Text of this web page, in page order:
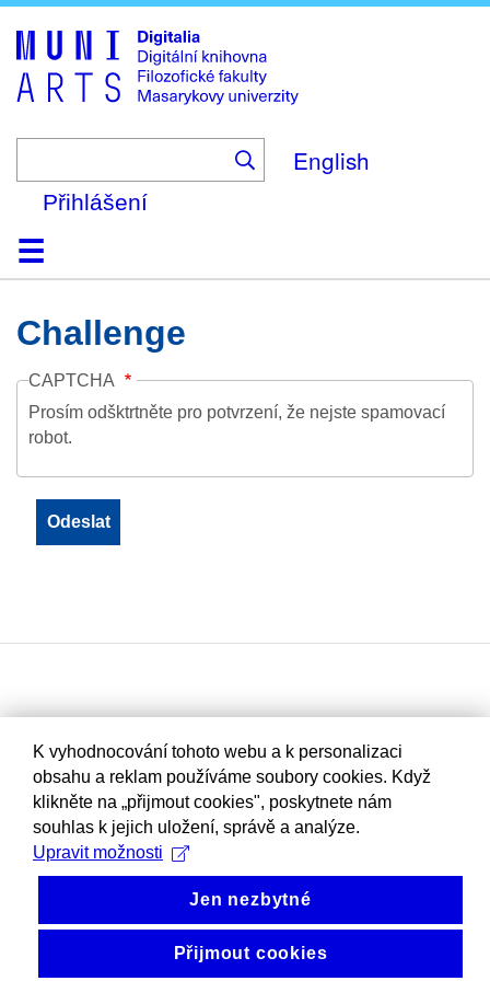
to
main
content
English
Přihlášení
DomůKolekce
Prohlížení
Vyhledávání
O platformě
Nápověda
KontaktDigitalia
Challenge
CAPTCHA
Prosím odšktrtněte pro potvrzení, že nejste spamovací
robot.
K vyhodnocování tohoto webu a k personalizaci
obsahu a reklam používáme soubory cookies. Když
klikněte na „přijmout cookies", poskytnete nám
souhlas k jejich uložení, správě a analýze.
Upravit možnosti
Jen nezbytné
Přijmout cookies